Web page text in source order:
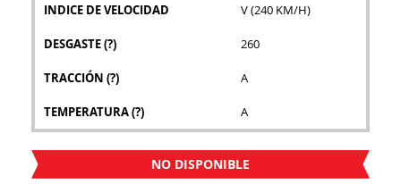
INDICE DE VELOCIDAD V (240 KM/H)
DESGASTE(?) 260
TRACCIÓN (?) A
TEMPERATURA(?) A
NO DISPONIBLE